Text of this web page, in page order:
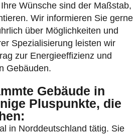
Wünsche sind der Maßstab,
Wir informieren Sie gerne
über Möglichkeiten und
Spezialisierung leisten wir
zur Energieeffizienz und
Gebäuden.
Gebäude in
Pluspunkte, die
in Norddeutschland tätig. Sie